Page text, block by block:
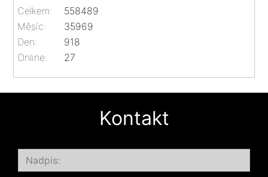
Online: 27
Celkem:
558489
Měsíc:
35969
Den:
918
Kontakt